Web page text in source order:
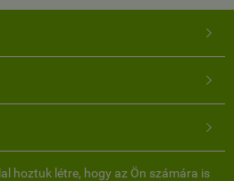



hoztuk létre, hogy az Ön számára is